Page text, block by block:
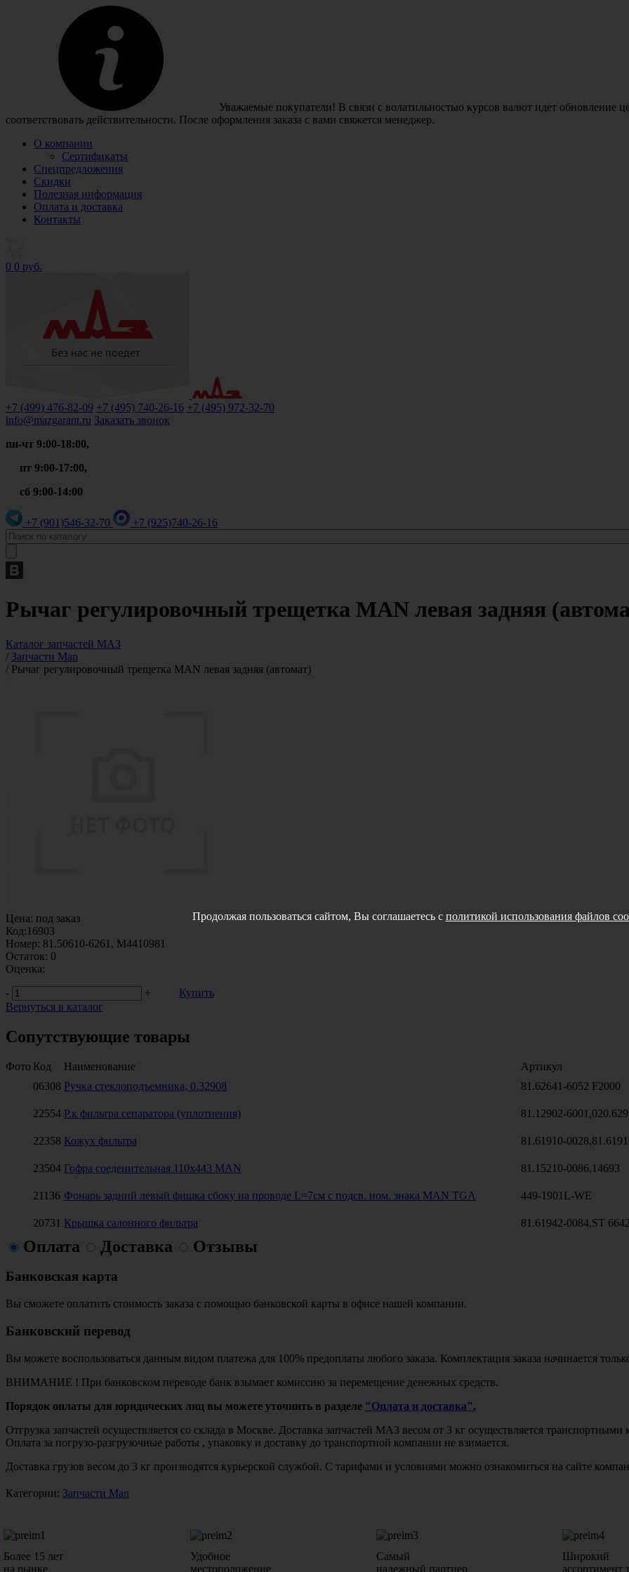
Уважаемые покупатели! В связи с волатильностью курсов валют идет обновление
соответствовать действительности. После оформления заказа с вами свяжется менеджер.
О компании
Сертификаты
Спецпредложения
Скидки
Полезная информация
Оплата и доставка
Контакты
0 0 руб.
+7 (499) 476-82-09 +7 (495) 740-26-16 +7 (495) 972-32-70
info@mazgarant.ru Заказать звонок
пн-чт 9:00-18:00,
пт 9:00-17:00,
сб 9:00-14:00
+7 (901)546-32-70 +7 (925)740-26-16
Рычаг регулировочный трещетка MAN левая задняя
Каталог запчастей МАЗ
/ Запчасти Man
/ Рычаг регулировочный трещетка MAN левая задняя (автомат)
Цена: под заказ
Код:16903
Номер: 81.50610-6261, M4410981
Остаток: 0
Оценка:
-
+
Купить
Вернуться в каталог
Сопутствующие товары
Фото Код Наименование Артикул
06308 Ручка стеклоподъемника, 0.32908 81.62641-6052 F2000
22554 Р.к фильтра сепаратора (уплотнения) 81.12902-6001,020.629
22358 Кожух фильтра 81.61910-
23504 Гофра соеденительная 110x443 MAN 81.15210-0086,14693
21136 Фонарь задний левый фишка сбоку на проводе L=7см с подсв. ном. знака MAN TGA 449-1901L-WE
20731 Крышка салонного фильтра 81.61942-0084,ST
Оплата Доставка Отзывы
Банковская карта
Вы сможете оплатить стоимость заказа с помощью банковской карты в офисе нашей компании.
Банковский перевод
Вы можете воспользоваться данным видом платежа для 100% предоплаты любого заказа. Комплектация заказа начинается
ВНИМАНИЕ ! При банковском переводе банк взымает комиссию за перемещение денежных средств.
Порядок оплаты для юридических лиц вы можете уточнить в разделе "Оплата и доставка".
Отгрузка запчастей осуществляется со склада в Москве. Доставка запчастей МАЗ весом от 3 кг осуществляется
Оплата за погрузо-разгрузочные работы , упаковку и доставку до транспортной компании не взимается.
Доставка грузов весом до 3 кг производятся курьерской службой. С тарифами и условиями можно ознакомиться на сайте
Категории: Запчасти Man
Более 15 лет
на рынке
Удобное
местоположение
Самый
надежный партнер
Широкий
ассортимент
Продолжая пользоваться сайтом, Вы соглашаетесь с политикой использования файлов